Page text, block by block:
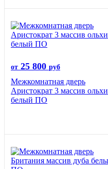
от 25 800 руб
Межкомнатная дверь
Аристократ 3 массив ольхи
белый ПО